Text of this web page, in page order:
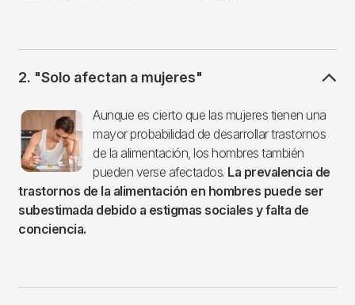
2. "Solo afectan a mujeres"
Imagen
Aunque es cierto que las mujeres tienen una
mayor probabilidad de desarrollar trastornos
de la alimentación, los hombres también
pueden verse afectados. La prevalencia de
trastornos de la alimentación en hombres puede ser
subestimada debido a estigmas sociales y falta de
conciencia.